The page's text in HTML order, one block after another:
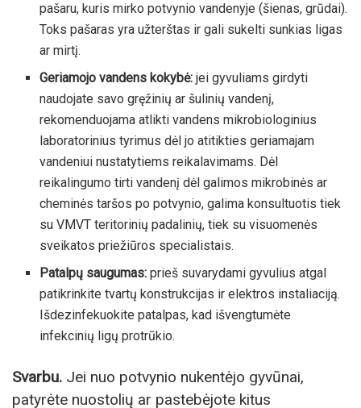
pašaru, kuris mirko potvynio vandenyje (šienas, grūdai).
Toks pašaras yra užterštas ir gali sukelti sunkias ligas
ar mirtį.
Geriamojo vandens kokybė: jei gyvuliams girdyti
naudojate savo gręžinių ar šulinių vandenį,
rekomenduojama atlikti vandens mikrobiologinius
laboratorinius tyrimus dėl jo atitikties geriamajam
vandeniui nustatytiems reikalavimams. Dėl
reikalingumo tirti vandenį dėl galimos mikrobinės ar
cheminės taršos po potvynio, galima konsultuotis tiek
su VMVT teritorinių padalinių, tiek su visuomenės
sveikatos priežiūros specialistais.
Patalpų saugumas: prieš suvarydami gyvulius atgal
patikrinkite tvartų konstrukcijas ir elektros instaliaciją.
Išdezinfekuokite patalpas, kad išvengtumėte
infekcinių ligų protrūkio.
Svarbu. Jei nuo potvynio nukentėjo gyvūnai,
patyrėte nuostolių ar pastebėjote kitus